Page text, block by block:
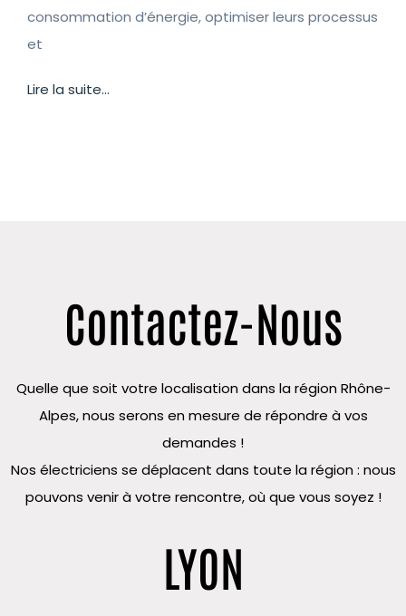
consommation d’énergie, optimiser leurs processus
et
Lire la suite...
Contactez-Nous
Quelle que soit votre localisation dans la région Rhône-
Alpes, nous serons en mesure de répondre à vos
demandes !
Nos électriciens se déplacent dans toute la région : nous
pouvons venir à votre rencontre, où que vous soyez !
LYON